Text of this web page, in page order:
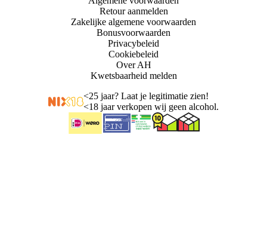
Retour aanmelden
Zakelijke algemene voorwaarden
Bonusvoorwaarden
Privacybeleid
Cookiebeleid
Over AH
Kwetsbaarheid melden
<25 jaar? Laat je legitimatie zien!
<18 jaar verkopen wij geen alcohol.